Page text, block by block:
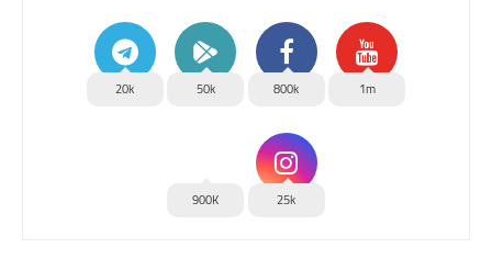
1m
800k
50k
20k
25k
900K